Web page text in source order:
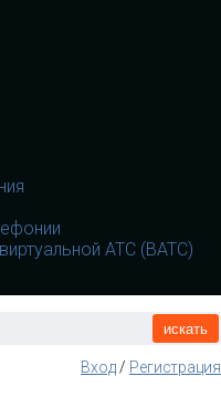
АТС (ВАТС)
искать
Вход/ Регистрация